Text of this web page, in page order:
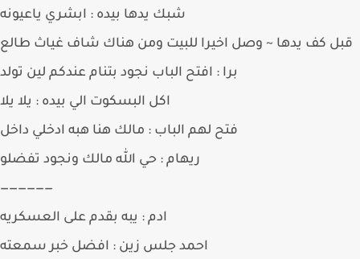
شبك يدها بيده : ابشري ياعيونه
كف يدها ~ وصل اخيرا للبيت ومن هناك شاف غياث طالع
برا : افتح الباب نجود بتنام عندكم لين تولد
اكل البسكوت الي بيده : يلا يلا
فتح لهم الباب : مالك هنا هبه ادخلي داخل
ريهام : حي الله مالك ونجود تفضلو
——————
ادم : يبه بقدم على العسكريه
احمد جلس زين : افضل خبر سمعته